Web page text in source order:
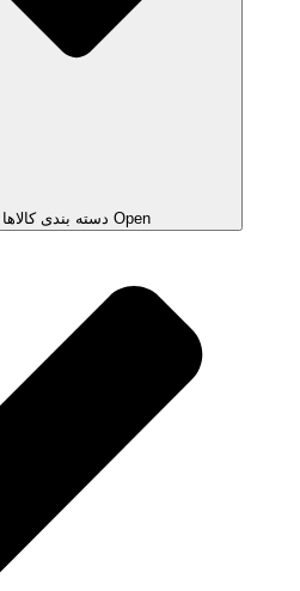
Open دسته بندی کالاها